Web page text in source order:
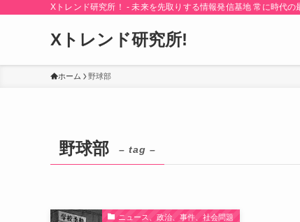
Xトレンド研究所！ - 未来を先取りする情報発信基地 常に時代
Xトレンド研究所!
ホーム 野球部
野球部 – tag –
ニュース、政治、事件、社会問題